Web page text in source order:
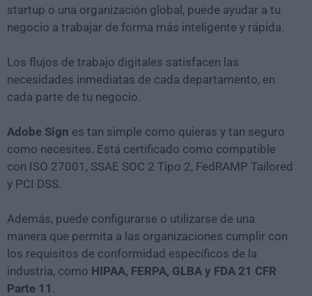
startup o una organización global, puede ayudar a tu
negocio a trabajar de forma más inteligente y rápida.
Los flujos de trabajo digitales satisfacen las
necesidades inmediatas de cada departamento, en
cada parte de tu negocio.
Adobe Sign es tan simple como quieras y tan seguro
como necesites. Está certificado como compatible
con ISO 27001, SSAE SOC 2 Tipo 2, FedRAMP Tailored
y PCI DSS.
Además, puede configurarse o utilizarse de una
manera que permita a las organizaciones cumplir con
los requisitos de conformidad específicos de la
industria, como HIPAA, FERPA, GLBA y FDA 21 CFR
Parte 11 .